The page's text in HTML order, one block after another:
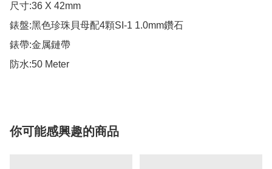
尺寸:36 X 42mm
錶盤:黑色珍珠貝母配4顆SI-1 1.0mm鑽石
錶帶:金属鏈帶
防水:50 Meter
你可能感興趣的商品